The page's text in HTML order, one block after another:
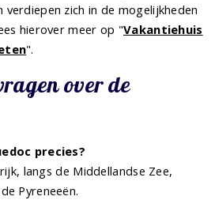
verdiepen zich in de mogelijkheden
hierover meer op "Vakantiehuis
".
over de
precies?
langs de Middellandse Zee,
Pyreneeën.